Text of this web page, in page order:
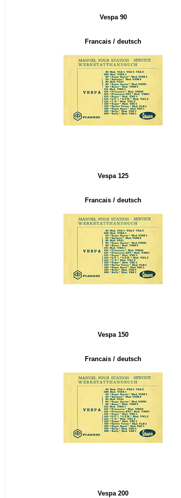
Vespa 90
Francais / deutsch
Vespa 125
Francais / deutsch
Vespa 150
Francais / deutsch
Vespa 200